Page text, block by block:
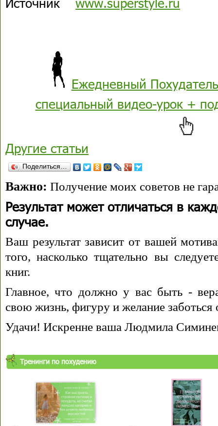
Ежедневный
специальный видео-урок +
Другие статьи
Поделиться…
Важно: Получение моих советов не
Результат может отличаться в
случае.
Ваш результат зависит от вашей
того, насколько тщательно вы
книг.
Главное, что должно у вас быть -
свою жизнь, фигуру и желание заботься
Удачи! Искренне ваша Людмила
Тренинги по похудению